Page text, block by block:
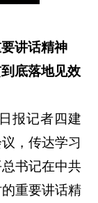
讲话精神
底落地见效
报记者四建
，传达学习
书记在中共
重要讲话精